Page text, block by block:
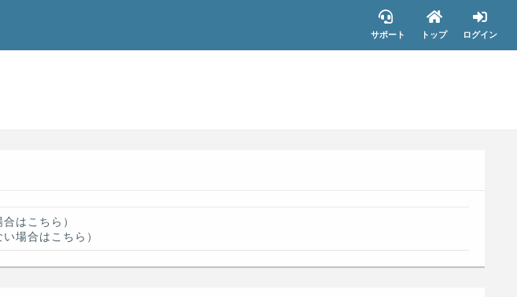
サポート トップ ログイン
はこちら）
場合はこちら）